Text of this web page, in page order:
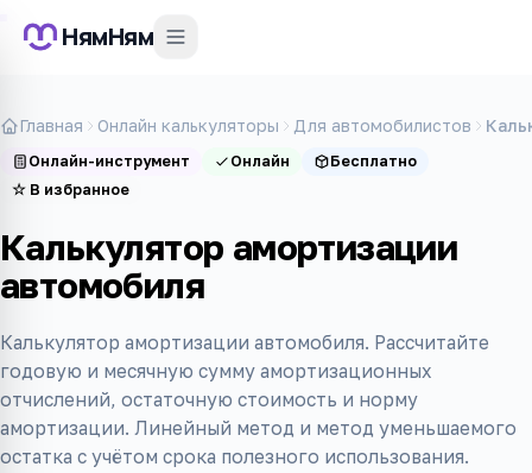
НямНям
Главная Онлайн калькуляторы Для автомобилистов
Онлайн-инструмент Онлайн
Бесплатно
☆ В избранное
Калькулятор амортизации
автомобиля
Калькулятор амортизации автомобиля. Рассчитайте
годовую и месячную сумму амортизационных
отчислений, остаточную стоимость и норму
амортизации. Линейный метод и метод уменьшаемого
остатка с учётом срока полезного использования.